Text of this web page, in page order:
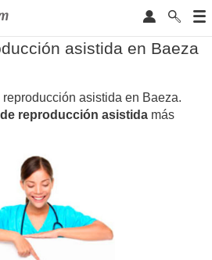
asistida en Baeza
asistida en Baeza.
reproducción asistida más